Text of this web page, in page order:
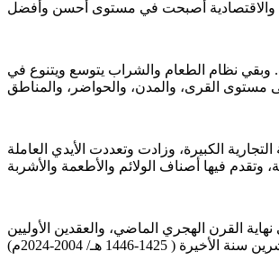
وبقي نظام الطعام والشراب يتوسع ويتنوع في
الكبيرة، وزادت وتعددت الأيدي العاملة
جرى لتاريخ الشراب والطعام في نهاية القرن الهجري الماضي، والعقدين الأوليين